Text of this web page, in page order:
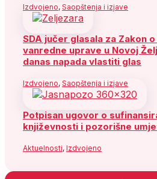
Izdvojeno, Saopštenja i izjave
SDA jučer glasala za Zakon
vanredne uprave u Novoj
danas napada vlastiti glas
Izdvojeno, Saopštenja i izjave
Potpisan ugovor o
književnosti i pozorišne
Aktuelnosti, Izdvojeno